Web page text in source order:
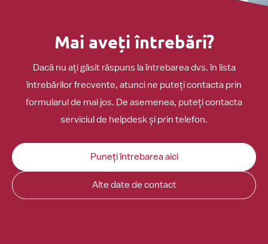
Mai aveți întrebări?
Dacă nu ați găsit răspuns la întrebarea dvs. în lista
întrebărilor frecvente, atunci ne puteți contacta prin
formularul de mai jos. De asemenea, puteți contacta
serviciul de helpdesk și prin telefon.
Puneți întrebarea aici
Alte date de contact